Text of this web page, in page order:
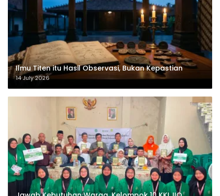
Ilmu Titen itu Hasil Observasi, Bukan Kepastian
14 July 2026